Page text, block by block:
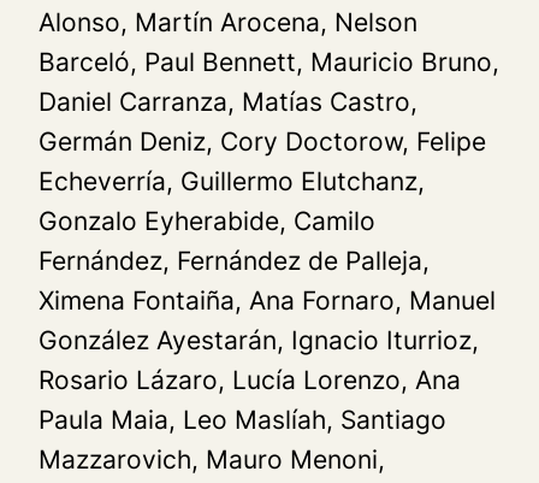
Alonso, Martín Arocena, Nelson
Barceló, Paul Bennett, Mauricio Bruno,
Daniel Carranza, Matías Castro,
Germán Deniz, Cory Doctorow, Felipe
Echeverría, Guillermo Elutchanz,
Gonzalo Eyherabide, Camilo
Fernández, Fernández de Palleja,
Ximena Fontaiña, Ana Fornaro, Manuel
González Ayestarán, Ignacio Iturrioz,
Rosario Lázaro, Lucía Lorenzo, Ana
Paula Maia, Leo Maslíah, Santiago
Mazzarovich, Mauro Menoni,